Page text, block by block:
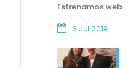
Estrenamos web
3 Jul 2019